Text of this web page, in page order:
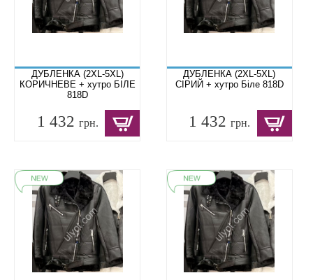
ДУБЛЕНКА (2XL-5XL)
КОРИЧНЕВЕ + хутро БІЛЕ
818D
1 432 грн.
ДУБЛЕНКА (2XL-5XL)
СІРИЙ + хутро Біле 818D
1 432грн.